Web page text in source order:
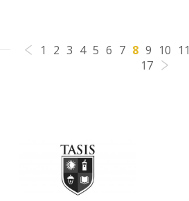
1 2 3 4 5 6 7 8 9 10 11
17